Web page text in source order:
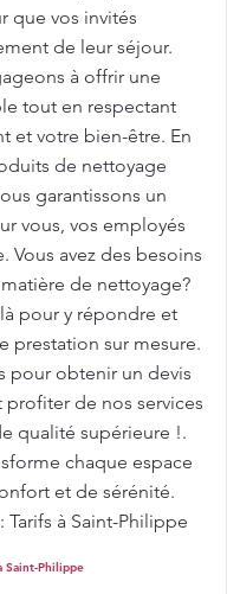
que vos invités
de leur séjour.
à offrir une
tout en respectant
et votre bien-être. En
de nettoyage
garantissons un
vous, vos employés
Vous avez des besoins
de nettoyage?
pour y répondre et
prestation sur mesure.
pour obtenir un devis
profiter de nos services
qualité supérieure !.
chaque espace
et de sérénité.
à Saint-Philippe
Saint-Philippe